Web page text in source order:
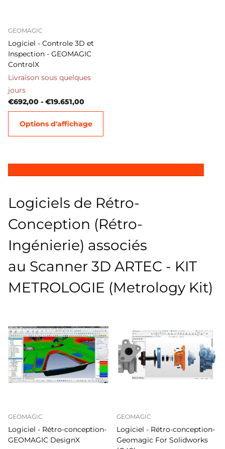
GEOMAGIC
Logiciel - Controle 3D et
Inspection - GEOMAGIC
ControlX
Livraison sous quelques
jours
€692,00 - €19.651,00
Options d'affichage
Logiciels de Rétro-
Conception (Rétro-
Ingénierie) associés
au Scanner 3D ARTEC - KIT
METROLOGIE (Metrology Kit)
GEOMAGIC
Logiciel - Rétro-conception-
GEOMAGIC DesignX
GEOMAGIC
Logiciel - Rétro-conception-
Geomagic For Solidworks